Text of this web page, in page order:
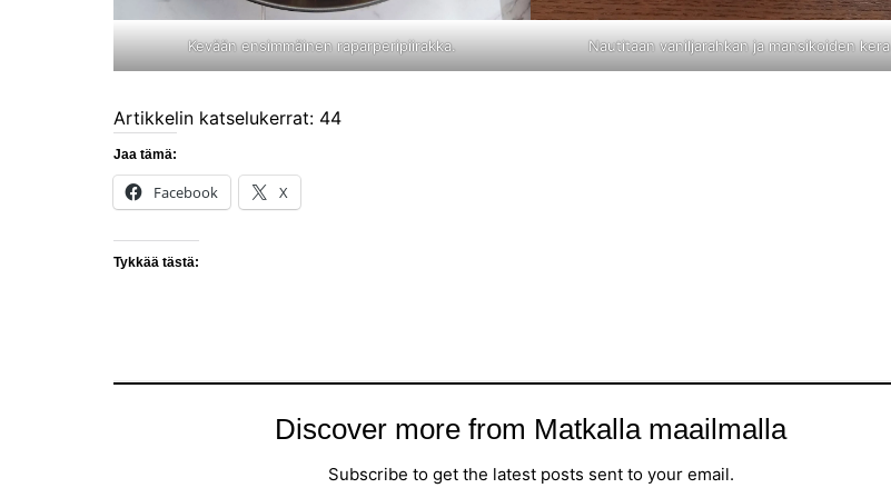
Kevään ensimmäinen raparperipiirakka. Nautitaan vaniljarahkan ja mansikoiden kera
Artikkelin katselukerrat: 44
Jaa tämä:
Facebook X
Tykkää tästä:
Discover more from Matkalla maailmalla
Subscribe to get the latest posts sent to your email.